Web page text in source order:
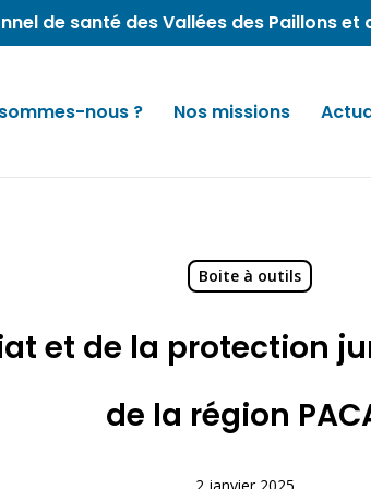
de santé des Vallées des Paillons et
nous ? Nos missions
Boite à outils
et de la protection
de la région